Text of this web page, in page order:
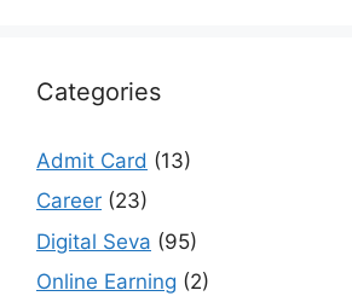
Categories
Admit Card (13)
Career (23)
Digital Seva (95)
Online Earning (2)